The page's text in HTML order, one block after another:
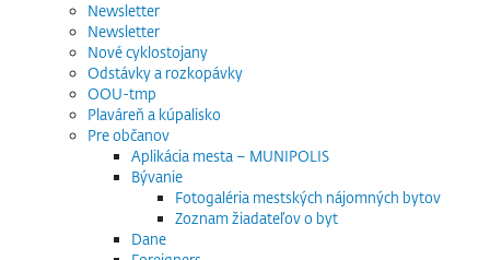
Newsletter
Newsletter
Nové cyklostojany
Odstávky a rozkopávky
OOU-tmp
Plaváreň a kúpalisko
Pre občanov
Aplikácia mesta – MUNIPOLIS
Bývanie
Fotogaléria mestských nájomných bytov
Zoznam žiadateľov o byt
Dane